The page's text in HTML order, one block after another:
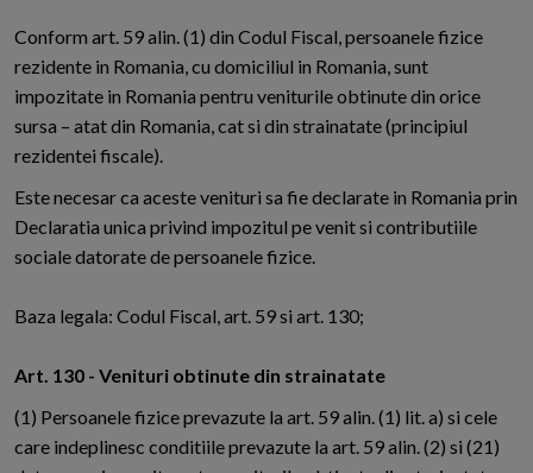
Conform art. 59 alin. (1) din Codul Fiscal, persoanele fizice
rezidente in Romania, cu domiciliul in Romania, sunt
impozitate in Romania pentru veniturile obtinute din orice
sursa – atat din Romania, cat si din strainatate (principiul
rezidentei fiscale).
Este necesar ca aceste venituri sa fie declarate in Romania prin
Declaratia unica privind impozitul pe venit si contributiile
sociale datorate de persoanele fizice.
Baza legala: Codul Fiscal, art. 59 si art. 130;
Art. 130 - Venituri obtinute din strainatate
(1) Persoanele fizice prevazute la art. 59 alin. (1) lit. a) si cele
care indeplinesc conditiile prevazute la art. 59 alin. (2) si (21)